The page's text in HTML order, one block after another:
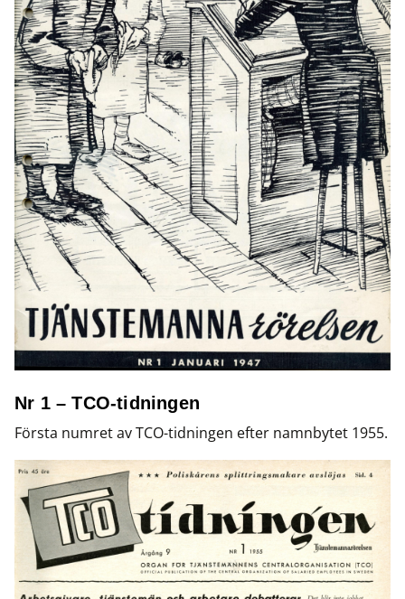
Nr 1 – TCO-tidningen
Första numret av TCO-tidningen efter namnbytet 1955.